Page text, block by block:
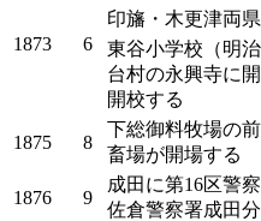
1873 6
印旛・木更津両
東谷小学校（明
台村の永興寺に
開校する
1875 8
下総御料牧場の
畜場が開場する
1876 9
成田に第16区警
佐倉警察署成田